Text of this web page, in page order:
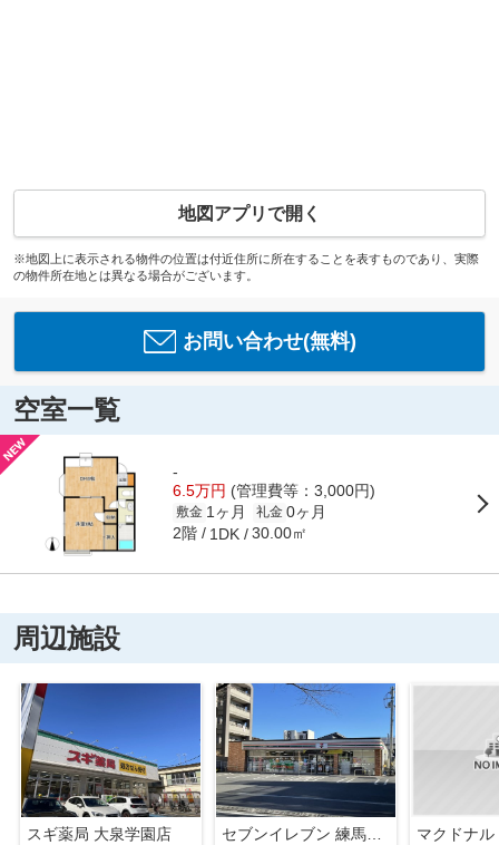
地図アプリで開く
※地図上に表示される物件の位置は付近住所に所在することを表すものであり、実際
の物件所在地とは異なる場合がございます。
お問い合わせ(無料)
空室一覧
-
6.5万円 (管理費等：3,000円)
敷金 1ヶ月 礼金 0ヶ月
2階 1DK 30.00㎡
周辺施設
スギ薬局 大泉学園店
セブンイレブン 練馬大泉学園通り店